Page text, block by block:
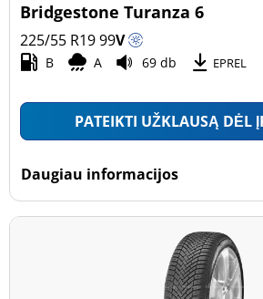
Bridgestone Turanza 6
225/55 R1999V
B A 69 db EPREL
PATEIKTI UŽKLAUSĄ DĖL
Daugiau informacijos